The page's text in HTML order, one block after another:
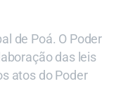
de Poá. O Poder
das leis
atos do Poder